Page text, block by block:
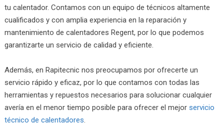
tu calentador. Contamos con un equipo de técnicos altamente
cualificados y con amplia experiencia en la reparación y
mantenimiento de calentadores Regent, por lo que podemos
garantizarte un servicio de calidad y eficiente.
Además, en Rapitecnic nos preocupamos por ofrecerte un
servicio rápido y eficaz, por lo que contamos con todas las
herramientas y repuestos necesarios para solucionar cualquier
avería en el menor tiempo posible para ofrecer el mejor servicio
técnico de calentadores